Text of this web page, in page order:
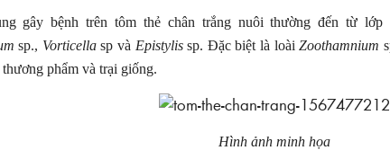
gây bệnh trên tôm thẻ chân trắng nuôi thường đến từ
sp., Vorticellasp và Epistylissp. Đặc biệt là loàiZoothamnium
phẩm và trại giống.
Hình ảnh minh họa